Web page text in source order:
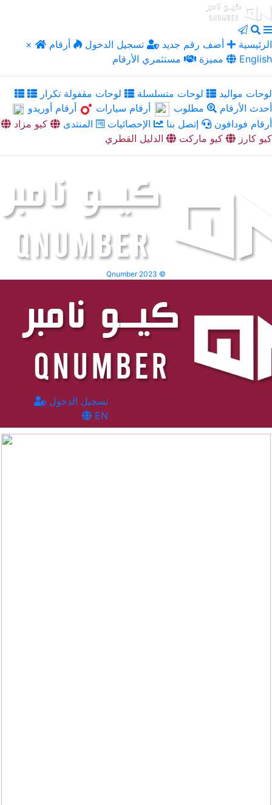
× الرئيسية أضف رقم جديد تسجيل الدخول
أرقام
مميزة
مستثمري الأرقام English
لوحات مواليد لوحات متسلسلة
لوحات مقفولة تكرار
أحدث الأرقام
مطلوب أرقام سيارات
أرقام أوريدو
أرقام فودافون
إتصل بنا الإحصائيات المنتدى
كيو مزاد
كيو كارز
كيو ماركت الدليل القطري
Qnumber 2023 ©
تسجيل الدخول
EN